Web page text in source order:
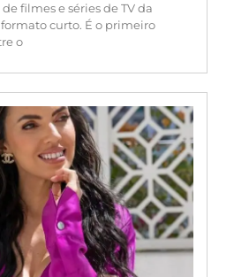
filmes e séries de TV da
curto. É o primeiro
o